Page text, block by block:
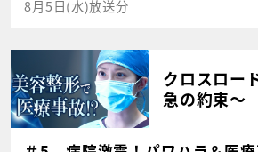
8月5日(水)放送分
クロスロー
急の約束～